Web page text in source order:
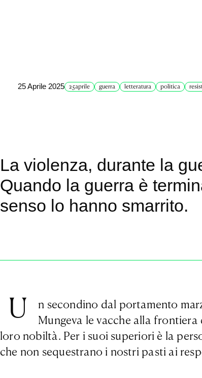
25 Aprile 2025 25aprile guerra letteratura politica
La violenza, durante la
Quando la guerra è
senso lo hanno smarrito.
U
n secondino dal portamento
Mungeva le vacche alla
loro nobiltà. Per i suoi superiori è la
che non sequestrano i nostri pasti ai